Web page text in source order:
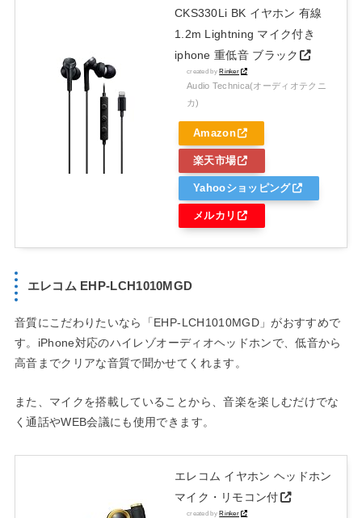
CKS330Li BK イヤホン 有線
1.2m Lightning マイク付き
iphone 重低音 ブラック
created byRinker
Audio Technica(オーディオテクニ
カ)
Amazon
楽天市場
Yahooショッピング
メルカリ
エレコム EHP-LCH1010MGD
音質にこだわりたいなら「EHP-LCH1010MGD」がおすすめで
す。iPhone対応のハイレゾオーディオヘッドホンで、低音から
高音までクリアな音質で聞かせてくれます。
また、マイクを搭載していることから、音楽を楽しむだけでな
く通話やWEB会議にも使用できます。
エレコム イヤホン ヘッドホン
マイク・リモコン付
created byRinker